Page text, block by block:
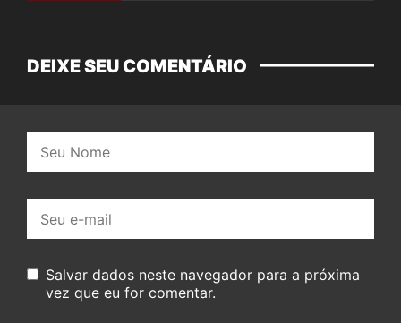
DEIXE SEU COMENTÁRIO
mail:
Salvar dados neste navegador para a próxima
vez que eu for comentar.